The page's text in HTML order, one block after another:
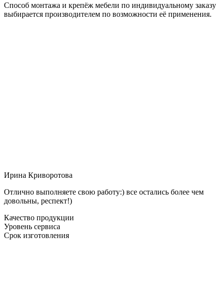
Способ монтажа и крепёж мебели по индивидуальному заказу
выбирается производителем по возможности её применения.
Ирина Криворотова
Отлично выполняете свою работу:) все остались более чем
довольны, респект!)
Качество продукции
Уровень сервиса
Срок изготовления